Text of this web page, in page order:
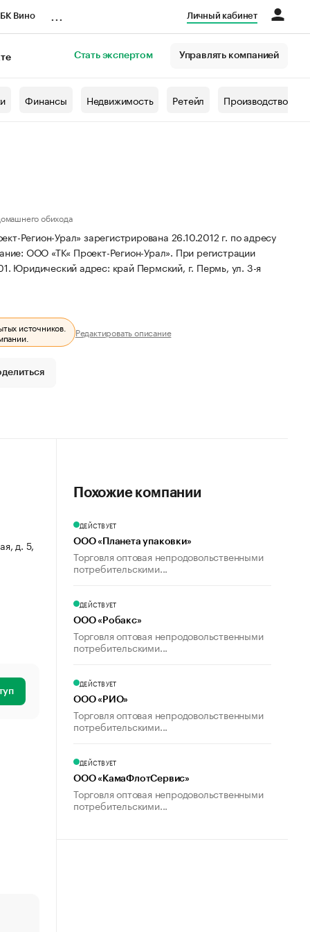
Вино Личный кабинет
Стать экспертом Управлять компанией
Финансы Недвижимость Ретейл Производство
обихода
Регион-Урал» зарегистрирована 26.10.2012 г. по адресу
ООО «ТК« Проект-Регион-Урал». При регистрации
Юридический адрес: край Пермский, г. Пермь, ул. 3-я
источников. Редактировать описание
д. 5,
Похожие компании
ДЕЙСТВУЕТ
ООО «Планета упаковки»
Торговля оптовая непродовольственными
потребительскими...
ДЕЙСТВУЕТ
ООО «Робакс»
Торговля оптовая непродовольственными
потребительскими...
ДЕЙСТВУЕТ
ООО «РИО»
Торговля оптовая непродовольственными
потребительскими...
ДЕЙСТВУЕТ
ООО «КамаФлотСервис»
Торговля оптовая непродовольственными
потребительскими...